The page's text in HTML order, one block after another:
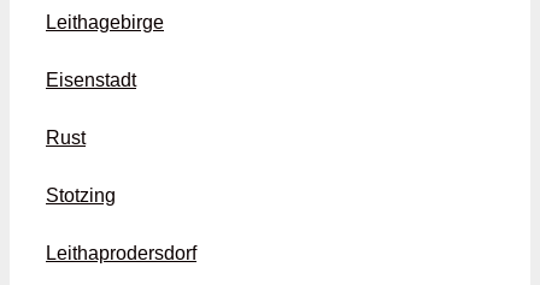
Leithagebirge
Eisenstadt
Rust
Stotzing
Leithaprodersdorf